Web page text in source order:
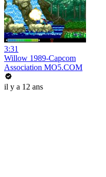
3:31
Willow 1989-Capcom
Association MO5.COM
il y a 12 ans